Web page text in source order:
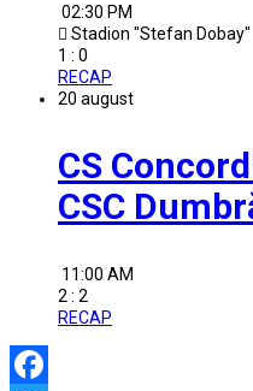
02:30 PM
Stadion "Stefan Dobay"
1 : 0
RECAP
20 august
CS
CSC
11:00 AM
2 : 2
RECAP